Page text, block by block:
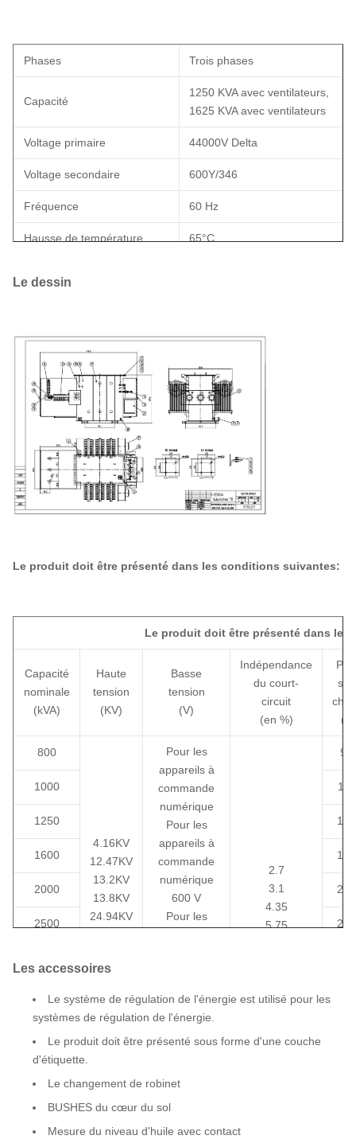
Phases Trois phases
Capacité
1250 KVA avec ventilateurs,
1625 KVA avec ventilateurs
Voltage primaire 44000V Delta
Voltage secondaire 600Y/346
Fréquence 60 Hz
Hausse de température 65°C
À l' avant En direct devant
Alimentation pour animaux Partie radicale
Matériau d'enroulement D'aluminium
Le dessin
Le produit doit être présenté dans les conditions suivantes:
Le produit doit être présenté dans
Capacité
nominale
(kVA)
Haute
tension
(KV)
Basse
tension
(V)
Indépendance
du court-
circuit
(en %)
800
4.16KV
12.47KV
13.2KV
13.8KV
24.94KV
autres
Pour les
appareils à
commande
numérique
Pour les
appareils à
commande
numérique
600 V
Pour les
Pour
l'électricité
2.7
3.1
4.35
5.75
1000
1250
1600
2000
2500
7500
10000
Les accessoires
Le système de régulation de l'énergie est utilisé pour les
systèmes de régulation de l'énergie.
Le produit doit être présenté sous forme d'une couche
d'étiquette.
Le changement de robinet
BUSHES du cœur du sol
Mesure du niveau d'huile avec contact